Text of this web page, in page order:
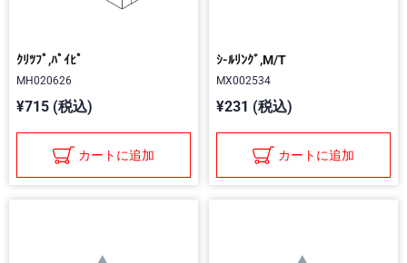
ｸﾘﾂﾌﾟ,ﾊﾟｲﾋﾟ
MH020626
¥715 (税込)
カートに追加
ｼ-ﾙﾘﾝｸﾞ,M/T
MX002534
¥231 (税込)
カートに追加